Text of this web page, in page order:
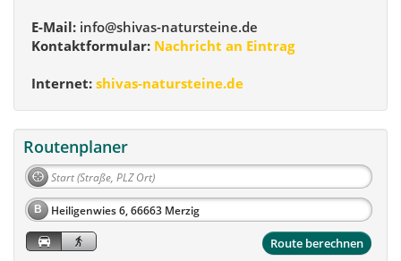
E-Mail: info@shivas-natursteine.de
Kontaktformular: Nachricht an Eintrag
Internet: shivas-natursteine.de
Routenplaner
B
Route berechnen